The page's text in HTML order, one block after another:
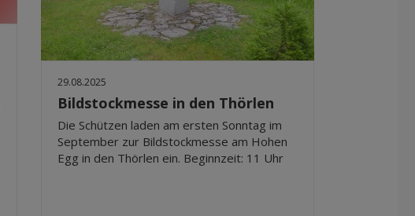
Jan 2026
Dez 2025
Nov 2025
29.08.2025
Bildstockmesse in den Thörlen
Die Schützen laden am ersten Sonntag im
September zur Bildstockmesse am Hohen
Egg in den Thörlen ein. Beginnzeit: 11 Uhr